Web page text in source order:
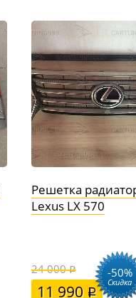
Решетка
Lexus LX 570
24 000
11 990
-50%
Скидка